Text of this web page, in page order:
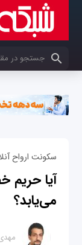
کلمات کلیدی
سکونت ارواح
آیا حریم
می‌یابد؟